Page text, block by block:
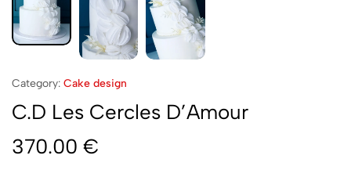
Category: Cake design
C.D Les Cercles D’Amour
370.00 €